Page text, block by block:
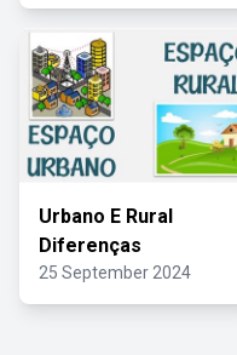
Urbano E Rural
Diferenças
25 September 2024